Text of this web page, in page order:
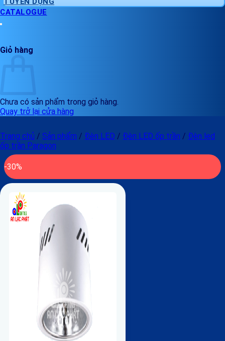
CATALOGUE
Giỏ hàng
Chưa có sản phẩm trong giỏ hàng.
Quay trở lại cửa hàng
Trang chủ / Sản phẩm / Đèn LED / Đèn LED ốp trần / Đèn led
ốp trần Paragon
-30%